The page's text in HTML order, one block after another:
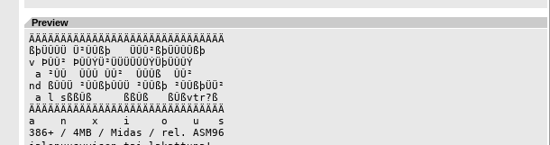
Preview
ÄÄÄÄÄÄÄÄÄÄÄÄÄÄÄÄÄÄÄÄÄÄÄÄÄÄÄÄÄÄÄ
ßþÜÛÛÜ Ü²ÛÛßþ   ÜÛÛ²ßþÜÛÛÛßþ
v ÞÛÛ² ÞÛÛÝÜ²ÜÜÜÜÛÛÝÜþÜÛÛÝ
nd ßÛÛÜ ²ÛÛßþÛÛÜ ²ÛÛßþ ²ÛÛßþÜÜ²
ÄÄÄÄÄÄÄÄÄÄÄÄÄÄÄÄÄÄÄÄÄÄÄÄÄÄÄÄÄÄÄ
a    n    x    i     o    u   s
386+ / 4MB / Midas / rel. ASM96